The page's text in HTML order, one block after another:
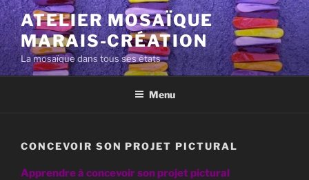
Aller
au
contenu
principal
ATELIER MOSAÏQUE
MARAIS-CRÉATION
La mosaïque dans tous ses états
Menu
CONCEVOIR SON PROJET PICTURAL
Apprendre à concevoir son projet pictural